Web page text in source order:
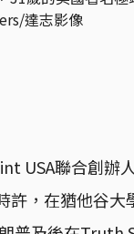
達志影像
USA聯合創辦
許，在猶他谷